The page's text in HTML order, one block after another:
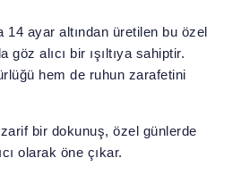
14 ayar altından üretilen bu özel
göz alıcı bir ışıltıya sahiptir.
hem de ruhun zarafetini
bir dokunuş, özel günlerde
olarak öne çıkar.